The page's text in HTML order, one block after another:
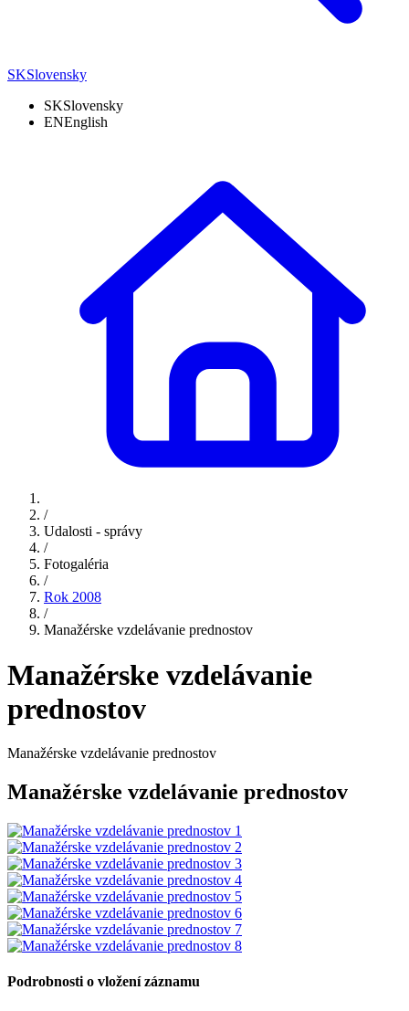
SKSlovensky
SKSlovensky
ENEnglish
/
Udalosti - správy
/
Fotogaléria
/
Rok 2008
/
Manažérske vzdelávanie prednostov
Manažérske vzdelávanie
prednostov
Manažérske vzdelávanie prednostov
Manažérske vzdelávanie prednostov
Podrobnosti o vložení záznamu